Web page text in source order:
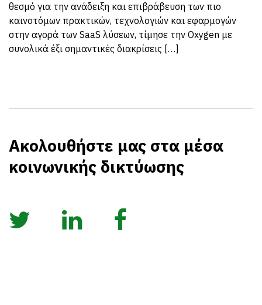
θεσμό για την ανάδειξη και επιβράβευση των πιο
καινοτόμων πρακτικών, τεχνολογιών και εφαρμογών
στην αγορά των SaaS λύσεων, τίμησε την Oxygen με
συνολικά έξι σημαντικές διακρίσεις […]
Ακολουθήστε μας στα μέσα
κοινωνικής δικτύωσης